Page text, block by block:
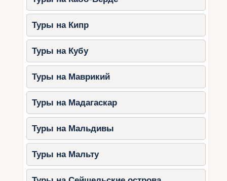
Туры на Кипр
Туры на Кубу
Туры на Маврикий
Туры на Мадагаскар
Туры на Мальдивы
Туры на Мальту